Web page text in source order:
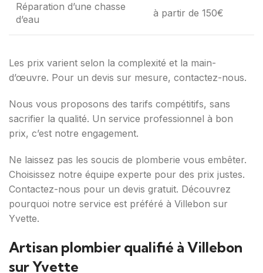
Réparation d’une chasse
d’eau
à partir de 150€
Les prix varient selon la complexité et la main-
d’œuvre. Pour un devis sur mesure, contactez-nous.
Nous vous proposons des tarifs compétitifs, sans
sacrifier la qualité. Un service professionnel à bon
prix, c’est notre engagement.
Ne laissez pas les soucis de plomberie vous embêter.
Choisissez notre équipe experte pour des prix justes.
Contactez-nous pour un devis gratuit. Découvrez
pourquoi notre service est préféré à Villebon sur
Yvette.
Artisan plombier qualifié à Villebon
sur Yvette